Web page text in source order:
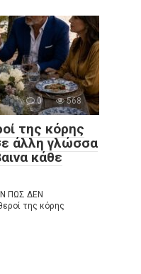
0 568
της κόρης
άλλη γλώσσα
κάθε
ΠΩΣ ΔΕΝ
της κόρης